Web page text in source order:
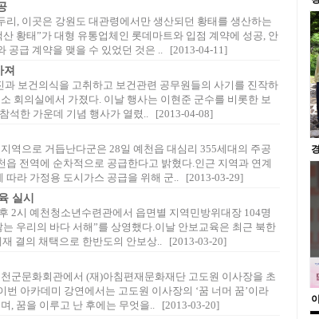
리, 이곳은 강원도 대관령에서만 생산되던 황태를 생산하는
황태”가 대형 유통업체인 롯데마트와 입점 계약에 성공, 안
공급 계약을 맺을 수 있었던 것은 .. [2013-04-11]
보건의식을 고취하고 보건관련 공무원들의 사기를 진작하
회의실에서 가졌다. 이날 행사는 이현준 군수를 비롯한 보
석한 가운데 기념 행사가 열렸.. [2013-04-08]
역으로 거듭난다군은 28일 예천읍 대심리 355세대의 주공
전역에 순차적으로 공급한다고 밝혔다.인근 지역과 연계
따라 가정용 도시가스 공급을 위해 군.. [2013-03-29]
실시
2시 예천청소년수련관에서 읍면별 지역민방위대장 104명
우리의 바다 서해”를 상영했다.이날 안보교육은 최근 북한
결의 채택으로 한반도의 안보상.. [2013-03-20]
군문화회관에서 (재)아침편재문화재단 고도원 이사장을 초
아카데미 강연에서는 고도원 이사장의 ‘꿈 너머 꿈’이라
, 꿈을 이루고 난 후에는 무엇을.. [2013-03-20]